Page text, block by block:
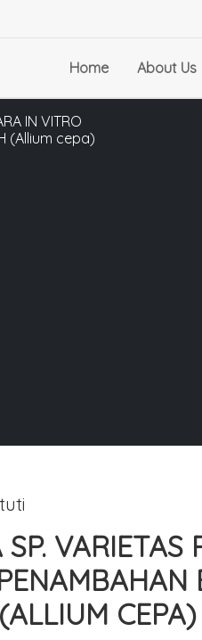
Home About Us
IN VITRO
(Allium cepa)
VARIETAS